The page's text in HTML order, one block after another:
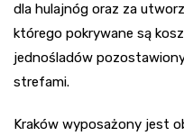
dla hulajnóg oraz za
którego pokrywane są
jednośladów
strefami.
Kraków wyposażony jest